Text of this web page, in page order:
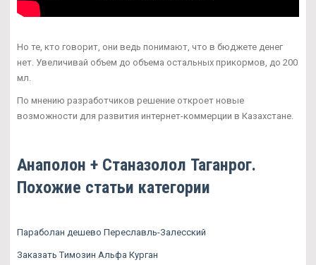
Но те, кто говорит, они ведь понимают, что в бюджете денег
нет. Увеличивай объем до объема остальных прикормов, до 200
мл.
По мнению разработчиков решение откроет новые
возможности для развития интернет-коммерции в Казахстане.
Анаполон + Станазолол Таганрог.
Похожие статьи категории
Параболан дешево Переславль-Залесский
Заказать Tимозин Альфа Курган